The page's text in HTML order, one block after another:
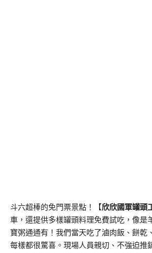
斗六超棒的免門票景點！【欣欣國軍罐頭
車，還提供多樣罐頭料理免費試吃，像是
寶粥通通有！我們當天吃了滷肉飯、餅乾
每樣都很驚喜。現場人員親切、不強迫推